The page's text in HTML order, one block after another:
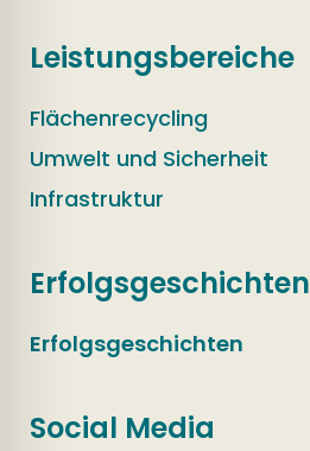
Leistungsbereiche
Flächenrecycling
Umwelt und Sicherheit
Infrastruktur
Erfolgsgeschichten
Erfolgsgeschichten
Social Media